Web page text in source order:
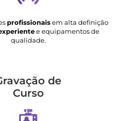
profissionaisem alta definição
e equipamentos de
qualidade.
de
Curso